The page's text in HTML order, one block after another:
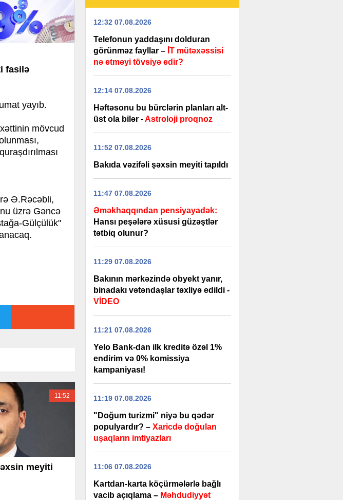
fasilə
yayıb.
mövcud
Ə.Rəcəbli,
üzrə Gəncə
Gülçülük"
11:52
meyiti
12:32 07.08.2026
Telefonun yaddaşını dolduran
görünməz fayllar – İT mütəxəssisi
nə etməyi tövsiyə edir?
12:14 07.08.2026
Həftəsonu bu bürclərin planları alt-
üst ola bilər -Astroloji proqnoz
11:52 07.08.2026
Bakıda vəzifəli şəxsin meyiti tapıldı
11:47 07.08.2026
Əməkhaqqından pensiyayadək:
Hansı peşələrə xüsusi güzəştlər
tətbiq olunur?
11:29 07.08.2026
Bakının mərkəzində obyekt yanır,
binadakı vətəndaşlar təxliyə edildi -
VİDEO
11:21 07.08.2026
Yelo Bank-dan ilk kreditə özəl 1%
endirim və 0% komissiya
kampaniyası!
11:19 07.08.2026
"Doğum turizmi" niyə bu qədər
populyardır? – Xaricdə doğulan
uşaqların imtiyazları
11:06 07.08.2026
Kartdan-karta köçürmələrlə bağlı
vacib açıqlama – Məhdudiyyət